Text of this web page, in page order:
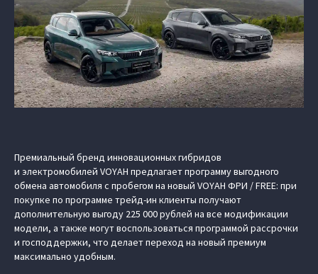
Премиальный бренд инновационных гибридов
и электромобилей VOYAH предлагает программу выгодного
обмена автомобиля с пробегом на новый VOYAH ФРИ / FREE: при
покупке по программе трейд-ин клиенты получают
дополнительную выгоду 225 000 рублей на все модификации
модели, а также могут воспользоваться программой рассрочки
и господдержки, что делает переход на новый премиум
максимально удобным.